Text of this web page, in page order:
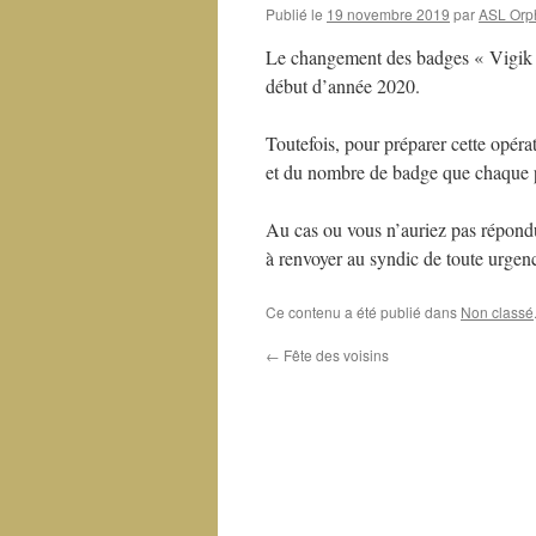
Publié le 19 novembre 2019 parASL
Le changement des badges «
début d’année 2020.
Toutefois, pour préparer cette
et du nombre de badge que
Au cas ou vous n’auriez pas
à renvoyer au syndic de toute
Ce contenu a été publié dans Non classé
← Fête des voisins